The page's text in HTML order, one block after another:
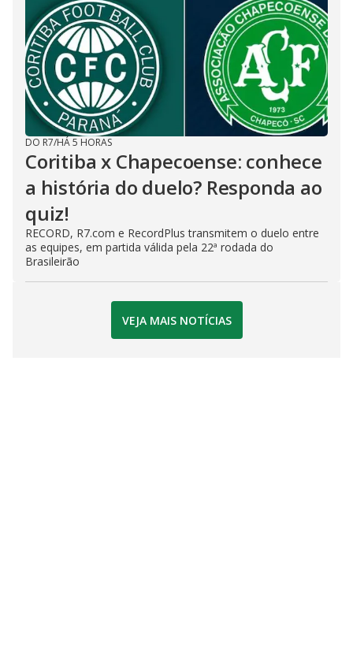
DO R7/HÁ 5 HORAS
Coritiba x Chapecoense: conhece
a história do duelo? Responda ao
quiz!
RECORD, R7.com e RecordPlus transmitem o duelo entre
as equipes, em partida válida pela 22ª rodada do
Brasileirão
VEJA MAIS NOTÍCIAS